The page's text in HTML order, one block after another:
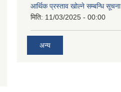
आर्थिक प्रस्ताव खोल्ने सम्बन्धि सूचना
मिति: 11/03/2025 - 00:00
अन्य